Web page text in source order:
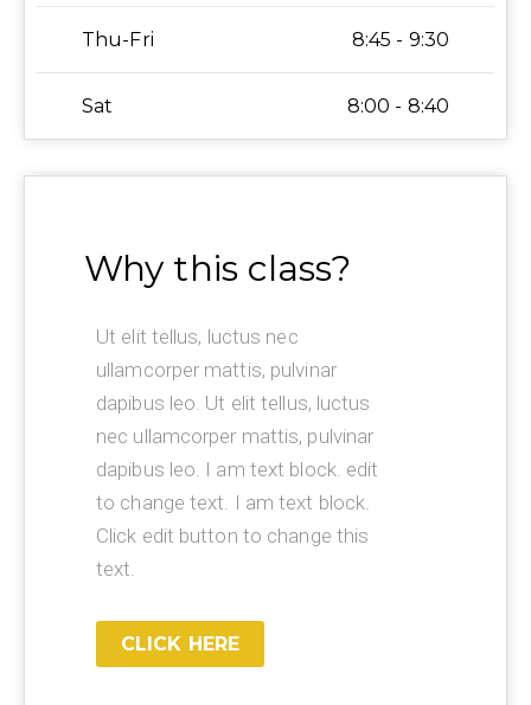
Thu-Fri 8:45 - 9:30
Sat 8:00 - 8:40
Why this class?
Ut elit tellus, luctus nec
ullamcorper mattis, pulvinar
dapibus leo. Ut elit tellus, luctus
nec ullamcorper mattis, pulvinar
dapibus leo. I am text block. edit
to change text. I am text block.
Click edit button to change this
text.
CLICK HERE